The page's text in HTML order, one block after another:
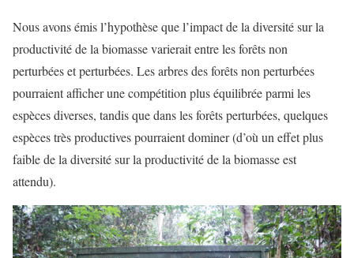
Nous avons émis l’hypothèse que l’impact de la diversité sur la
productivité de la biomasse varierait entre les forêts non
perturbées et perturbées. Les arbres des forêts non perturbées
pourraient afficher une compétition plus équilibrée parmi les
espèces diverses, tandis que dans les forêts perturbées, quelques
espèces très productives pourraient dominer (d’où un effet plus
faible de la diversité sur la productivité de la biomasse est
attendu).